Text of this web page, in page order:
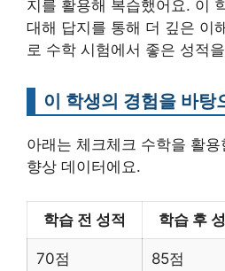
지를 활용해 복습했어요. 이
대해 답지를 통해 더 깊은 이
로 수학 시험에서 좋은 성적
이 학생의 경험을 바탕
아래는 체크체크 수학을 활
향상 데이터에요.
학습 전 성적 학습 후
70점 85점